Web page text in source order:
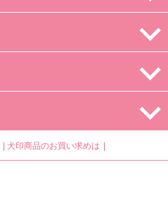
犬印商品のお買い求めは